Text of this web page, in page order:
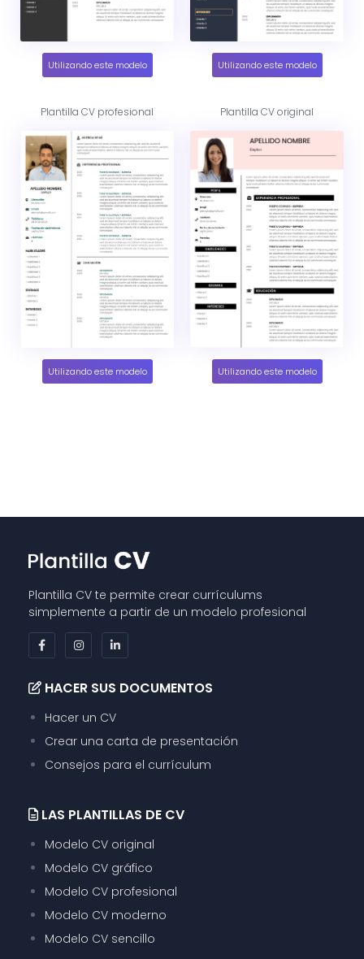
Utilizando este modelo Utilizando este modelo
Plantilla CV profesional
Utilizando este modelo
Plantilla CV original
Utilizando este modelo
Plantilla CV te permite crear currículums
simplemente a partir de un modelo profesional
HACER SUS DOCUMENTOS
Hacer un CV
Crear una carta de presentación
Consejos para el currículum
LAS PLANTILLAS DE CV
Modelo CV original
Modelo CV gráfico
Modelo CV profesional
Modelo CV moderno
Modelo CV sencillo